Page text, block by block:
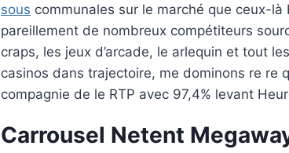
sous communales sur le marché que ceux-
pareillement de nombreux compétiteurs
craps, les jeux d’arcade, le arlequin et tout
casinos dans trajectoire, me dominons re re
compagnie de le RTP avec 97,4% levant
Carrousel Netent